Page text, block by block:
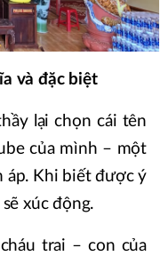
và đặc biệt
lại chọn cái tên
của mình – một
áp. Khi biết được ý
xúc động.
trai – con của